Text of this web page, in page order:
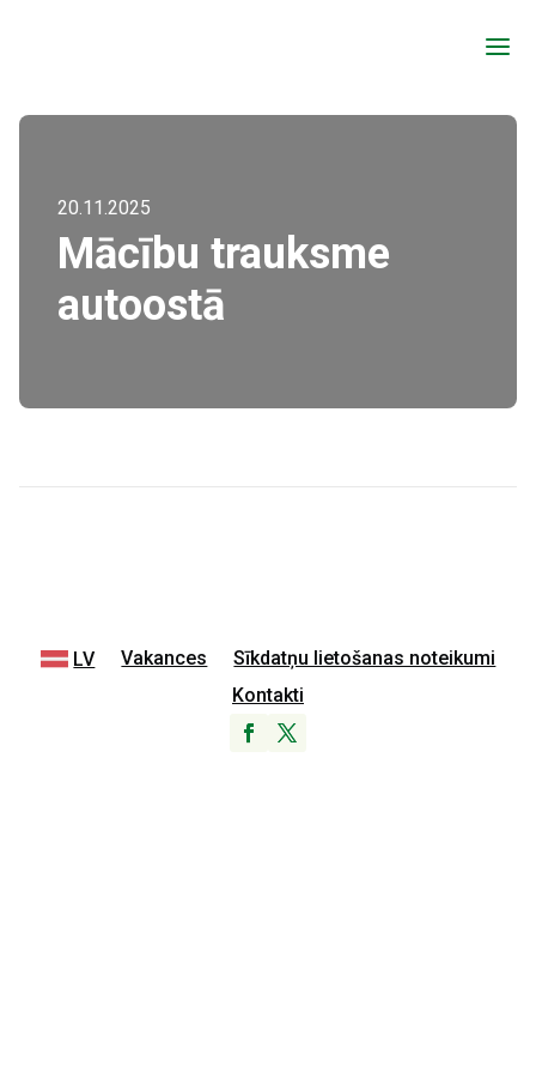
a
20.11.2025
Mācību trauksme
autoostā
LV Vakances
Sīkdatņu lietošanas noteikumi
Kontakti